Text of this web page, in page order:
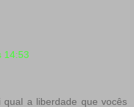
14:53
a liberdade que vocês